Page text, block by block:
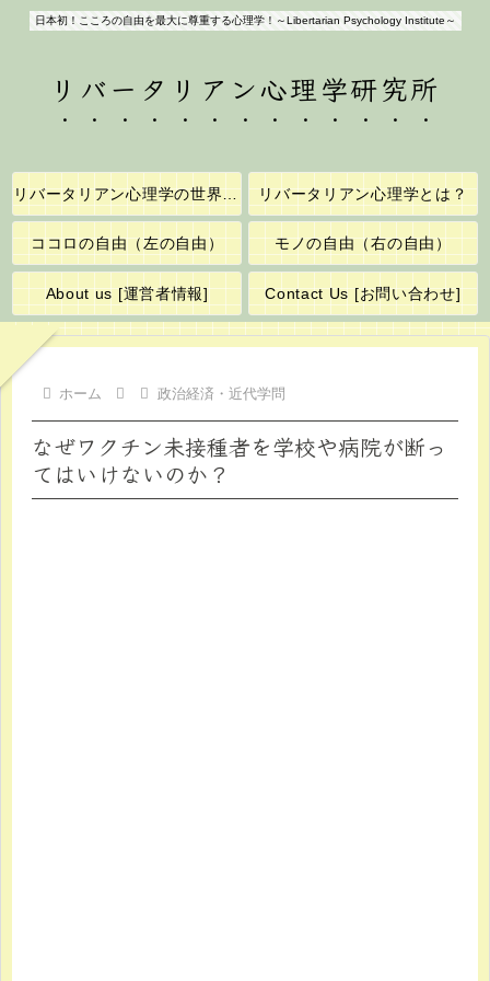
日本初！こころの自由を最大に尊重する心理学！～Libertarian Psychology Institute～
リバータリアン心理学研究所
リバータリアン心理学の世界へようこそ！ リバータリアン心理学とは？
ココロの自由（左の自由） モノの自由（右の自由）
About us [運営者情報] Contact Us [お問い合わせ]
ホーム 政治経済・近代学問
なぜワクチン未接種者を学校や病院が断っ
てはいけないのか？